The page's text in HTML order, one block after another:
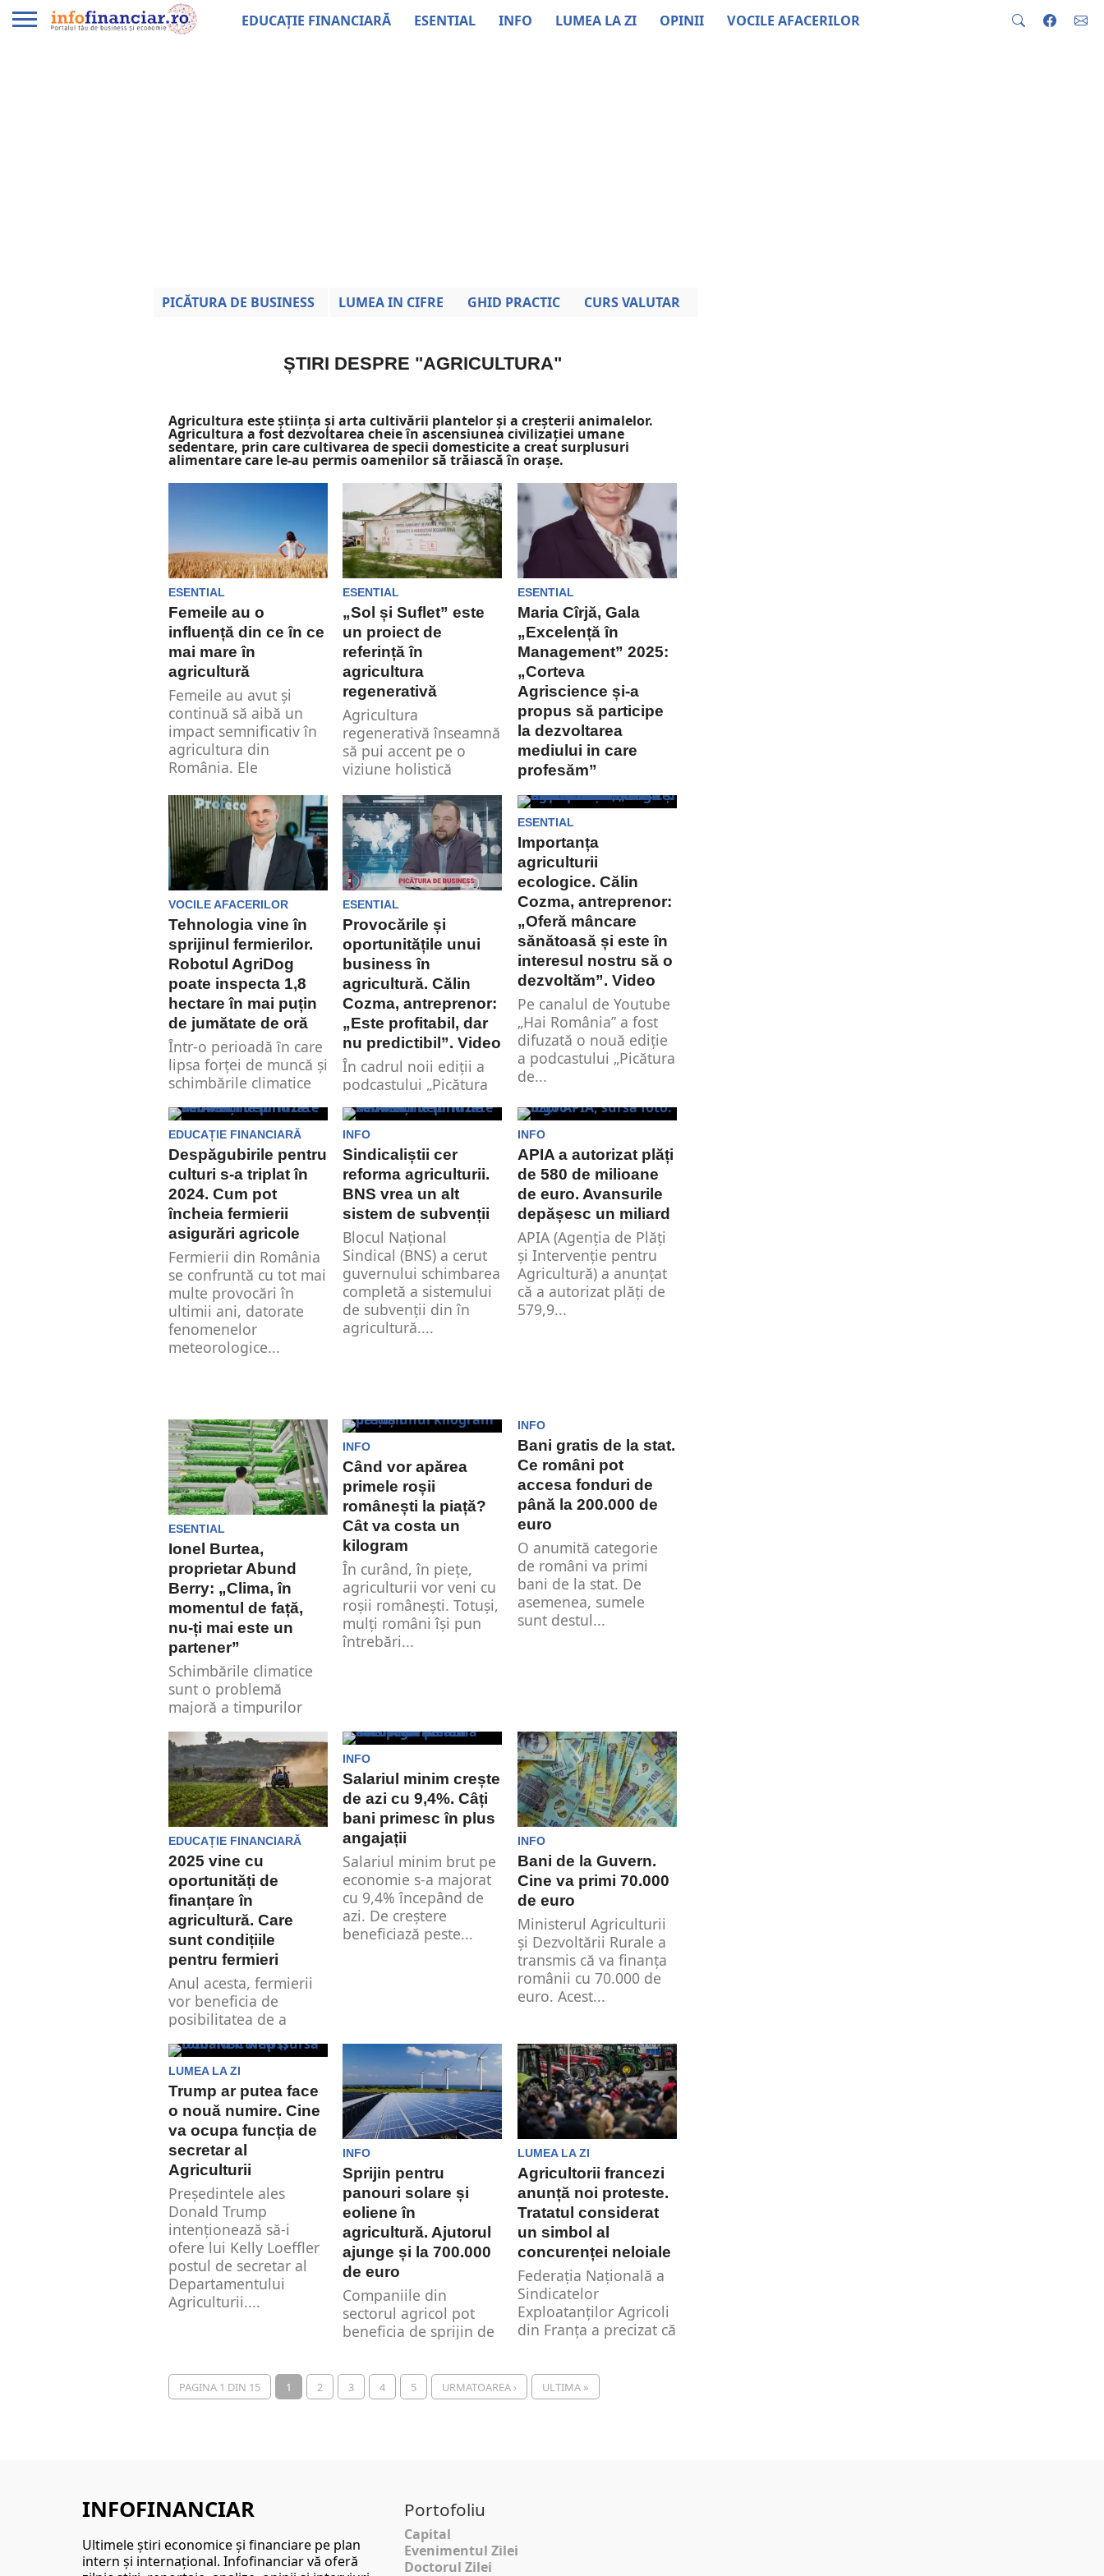
EDUCAȚIE FINANCIARĂ ESENTIAL INFO LUMEA LA ZI OPINII VOCILE AFACERILOR
PICĂTURA DE BUSINESS LUMEA IN CIFRE GHID PRACTIC CURS VALUTAR
ȘTIRI DESPRE "AGRICULTURA"
Agricultura este știința și arta cultivării plantelor și a creșterii animalelor.
Agricultura a fost dezvoltarea cheie în ascensiunea civilizației umane
sedentare, prin care cultivarea de specii domesticite a creat surplusuri
alimentare care le-au permis oamenilor să trăiască în orașe.
ESENTIAL
Femeile au o
influență din ce în ce
mai mare în
agricultură
Femeile au avut și
continuă să aibă un
impact semnificativ în
agricultura din
România. Ele
ESENTIAL
„Sol și Suflet” este
un proiect de
referință în
agricultura
regenerativă
Agricultura
regenerativă înseamnă
să pui accent pe o
viziune holistică
sine, să te...
ESENTIAL
Maria Cîrjă, Gala
„Excelență în
Management” 2025:
„Corteva
Agriscience și-a
propus să participe
la dezvoltarea
mediului in care
profesăm”
Maria Cîrjă, lider cu
viziune în domeniul
agricol, a fost premiată
la Gala „Excelență în
Management”...
VOCILE AFACERILOR
Tehnologia vine în
sprijinul fermierilor.
Robotul AgriDog
poate inspecta 1,8
hectare în mai puțin
de jumătate de oră
Ȋntr-o perioadă ȋn care
lipsa forței de muncă și
schimbările climatice
critice, agricultura de...
ESENTIAL
Provocările și
oportunitățile unui
business în
agricultură. Călin
Cozma, antreprenor:
„Este profitabil, dar
nu predictibil”. Video
În cadrul noii ediții a
podcastului „Picătura
de business” de pe
canalul de Youtube
„Hai România”,...
ESENTIAL
Importanța
agriculturii
ecologice. Călin
Cozma, antreprenor:
„Oferă mâncare
sănătoasă și este în
interesul nostru să o
dezvoltăm”. Video
Pe canalul de Youtube
„Hai România” a fost
difuzată o nouă ediție
a podcastului „Picătura
de...
EDUCAȚIE FINANCIARĂ
Despăgubirile pentru
culturi s-a triplat în
2024. Cum pot
încheia fermierii
asigurări agricole
Fermierii din România
se confruntă cu tot mai
multe provocări în
ultimii ani, datorate
fenomenelor
meteorologice...
INFO
Sindicaliștii cer
reforma agriculturii.
BNS vrea un alt
sistem de subvenții
Blocul Naţional
Sindical (BNS) a cerut
guvernului schimbarea
completă a sistemului
de subvenții din în
agricultură....
INFO
APIA a autorizat plăți
de 580 de milioane
de euro. Avansurile
depășesc un miliard
APIA (Agenţia de Plăţi
şi Intervenţie pentru
Agricultură) a anunțat
că a autorizat plăți de
579,9...
ESENTIAL
Ionel Burtea,
proprietar Abund
Berry: „Clima, în
momentul de față,
nu-ți mai este un
partener”
Schimbările climatice
sunt o problemă
majoră a timpurilor
sectorul alimentar sunt
printre industriile...
INFO
Când vor apărea
primele roșii
românești la piață?
Cât va costa un
kilogram
În curând, în piețe,
agriculturii vor veni cu
roșii românești. Totuși,
mulți români își pun
întrebări...
INFO
Bani gratis de la stat.
Ce români pot
accesa fonduri de
până la 200.000 de
euro
O anumită categorie
de români va primi
bani de la stat. De
asemenea, sumele
sunt destul...
EDUCAȚIE FINANCIARĂ
2025 vine cu
oportunități de
finanțare în
agricultură. Care
sunt condițiile
pentru fermieri
Anul acesta, fermierii
vor beneficia de
posibilitatea de a
intermediul mai multor
programe...
INFO
Salariul minim crește
de azi cu 9,4%. Câți
bani primesc în plus
angajații
Salariul minim brut pe
economie s-a majorat
cu 9,4% începând de
azi. De creștere
beneficiază peste...
INFO
Bani de la Guvern.
Cine va primi 70.000
de euro
Ministerul Agriculturii
și Dezvoltării Rurale a
transmis că va finanța
românii cu 70.000 de
euro. Acest...
LUMEA LA ZI
Trump ar putea face
o nouă numire. Cine
va ocupa funcția de
secretar al
Agriculturii
Președintele ales
Donald Trump
intenționează să-i
ofere lui Kelly Loeffler
postul de secretar al
Departamentului
Agriculturii....
INFO
Sprijin pentru
panouri solare și
eoliene în
agricultură. Ajutorul
ajunge și la 700.000
de euro
Companiile din
sectorul agricol pot
beneficia de sprijin de
producție...
LUMEA LA ZI
Agricultorii francezi
anunță noi proteste.
Tratatul considerat
un simbol al
concurenței neloiale
Federaţia Naţională a
Sindicatelor
Exploatanţilor Agricoli
din Franța a precizat că
PAGINA 1 DIN 15 1 2 3 4 5 URMATOAREA › ULTIMA »
INFOFINANCIAR
Ultimele ştiri economice şi financiare pe plan
intern şi internaţional. Infofinanciar vă oferă
Portofoliu
Capital
Evenimentul Zilei
Doctorul Zilei